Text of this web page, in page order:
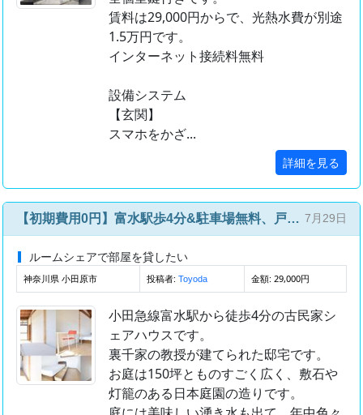
賃料は29,000円からで、光熱水費が別途
1.5万円です。
インターネット接続料無料
設備システム
【玄関】
スマホをかざ...
詳細を見る
【初期費用0円】富水駅歩4分&駐車場無料、戸建リフォーム古民家シェアハウス【ペット可】 7月29日
ルームシェアで部屋を貸したい
神奈川県 小田原市 投稿者: Toyoda 金額: 29,000円
小田急線富水駅から徒歩4分の古民家シ
ェアハウスです。
裏千家の教授が建てられた邸宅です。
お庭は150坪とものすごく広く、敷石や
灯籠のある日本庭園の造りです。